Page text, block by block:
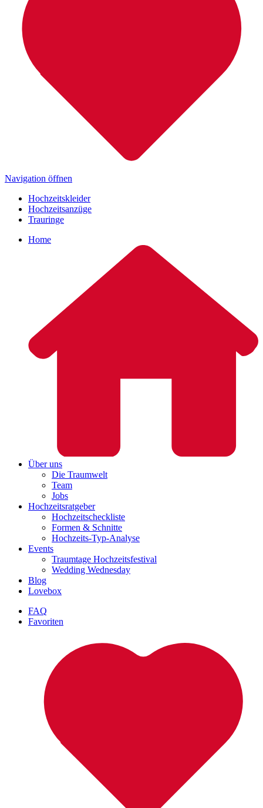
Navigation öffnen
Hochzeitskleider
Hochzeitsanzüge
Trauringe
Home
Über uns
Die Traumwelt
Team
Jobs
Hochzeitsratgeber
Hochzeitscheckliste
Formen & Schnitte
Hochzeits-Typ-Analyse
Events
Traumtage Hochzeitsfestival
Wedding Wednesday
Blog
Lovebox
FAQ
Favoriten